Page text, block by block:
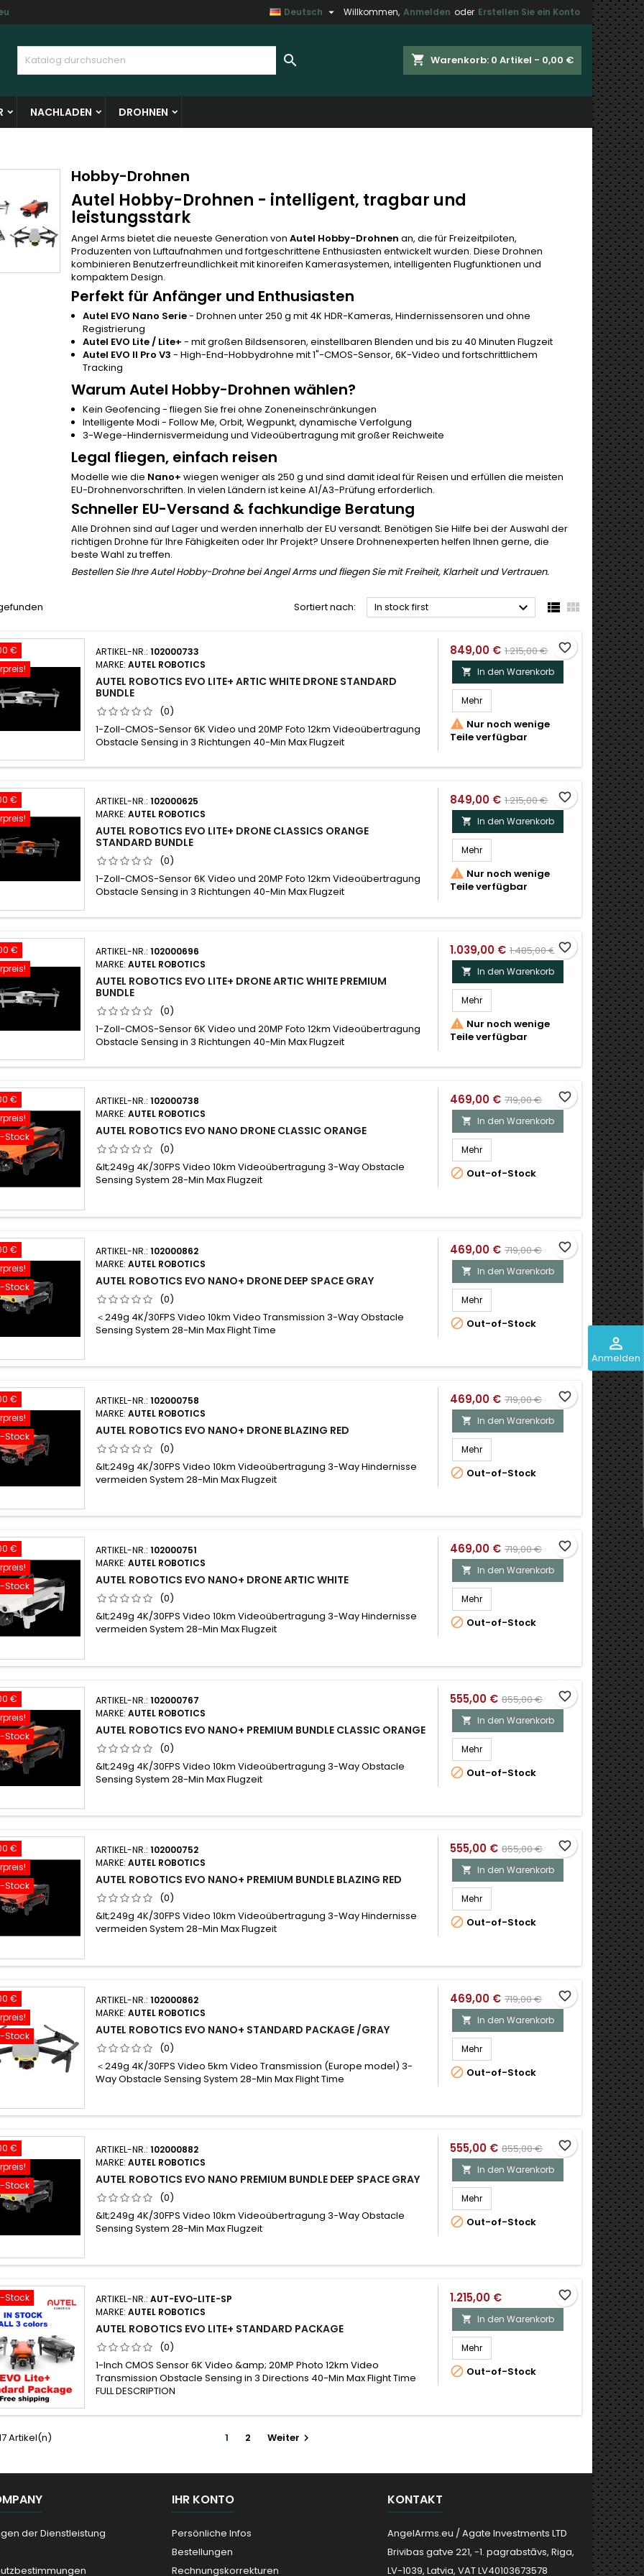
Willkommen, Anmelden oder Erstellen Sie ein Konto
Deutsch 
shopping_cart Warenkorb: 0 Artikel - 0,00 €

perm_identity
Anmelden
NACHLADEN DROHNEN
Hobby-Drohnen
Autel Hobby-Drohnen - intelligent, tragbar und
leistungsstark
Angel Arms bietet die neueste Generation von Autel Hobby-Drohnen an, die für Freizeitpiloten,
Produzenten von Luftaufnahmen und fortgeschrittene Enthusiasten entwickelt wurden. Diese Drohnen
kombinieren Benutzerfreundlichkeit mit kinoreifen Kamerasystemen, intelligenten Flugfunktionen und
kompaktem Design.
Perfekt für Anfänger und Enthusiasten
Autel EVO Nano Serie- Drohnen unter 250 g mit 4K HDR-Kameras, Hindernissensoren und ohne
Registrierung
Autel EVO Lite / Lite+ - mit großen Bildsensoren, einstellbaren Blenden und bis zu 40 Minuten Flugzeit
Autel EVO II Pro V3 - High-End-Hobbydrohne mit 1"-CMOS-Sensor, 6K-Video und fortschrittlichem
Tracking
Warum Autel Hobby-Drohnen wählen?
Kein Geofencing - fliegen Sie frei ohne Zoneneinschränkungen
Intelligente Modi - Follow Me, Orbit, Wegpunkt, dynamische Verfolgung
3-Wege-Hindernisvermeidung und Videoübertragung mit großer Reichweite
Legal fliegen, einfach reisen
Modelle wie die Nano+ wiegen weniger als 250 g und sind damit ideal für Reisen und erfüllen die meisten
EU-Drohnenvorschriften. In vielen Ländern ist keine A1/A3-Prüfung erforderlich.
Schneller EU-Versand & fachkundige Beratung
Alle Drohnen sind auf Lager und werden innerhalb der EU versandt. Benötigen Sie Hilfe bei der Auswahl der
richtigen Drohne für Ihre Fähigkeiten oder Ihr Projekt? Unsere Drohnenexperten helfen Ihnen gerne, die
beste Wahl zu treffen.
Bestellen Sie Ihre Autel Hobby-Drohne bei Angel Arms und fliegen Sie mit Freiheit, Klarheit und Vertrauen.
Sortiert nach: In stock first   
€
ARTIKEL-NR.:102000733
MARKE:AUTEL ROBOTICS
AUTEL ROBOTICS EVO LITE+ ARTIC WHITE DRONE STANDARD
BUNDLE
(0)
1-Zoll-CMOS-Sensor 6K Video und 20MP Foto 12km Videoübertragung
Obstacle Sensing in 3 Richtungen 40-Min Max Flugzeit
849,00 € 1.215,00 €
 In den Warenkorb
Mehr
 Nur noch wenige
Teile verfügbar
favorite_border
€
ARTIKEL-NR.:102000625
MARKE:AUTEL ROBOTICS
AUTEL ROBOTICS EVO LITE+ DRONE CLASSICS ORANGE
STANDARD BUNDLE
(0)
1-Zoll-CMOS-Sensor 6K Video und 20MP Foto 12km Videoübertragung
Obstacle Sensing in 3 Richtungen 40-Min Max Flugzeit
849,00 € 1.215,00 €
 In den Warenkorb
Mehr
 Nur noch wenige
Teile verfügbar
favorite_border
€
ARTIKEL-NR.:102000696
MARKE:AUTEL ROBOTICS
AUTEL ROBOTICS EVO LITE+ DRONE ARTIC WHITE PREMIUM
BUNDLE
(0)
1-Zoll-CMOS-Sensor 6K Video und 20MP Foto 12km Videoübertragung
Obstacle Sensing in 3 Richtungen 40-Min Max Flugzeit
1.039,00 € 1.485,00 €
 In den Warenkorb
Mehr
 Nur noch wenige
Teile verfügbar
favorite_border
€
Stock
ARTIKEL-NR.:102000738
MARKE:AUTEL ROBOTICS
AUTEL ROBOTICS EVO NANO DRONE CLASSIC ORANGE
(0)
&lt;249g 4K/30FPS Video 10km Videoübertragung 3-Way Obstacle
Sensing System 28-Min Max Flugzeit
469,00 € 719,00 €
 In den Warenkorb
Mehr
 Out-of-Stock
favorite_border
€
Stock
ARTIKEL-NR.:102000862
MARKE:AUTEL ROBOTICS
AUTEL ROBOTICS EVO NANO+ DRONE DEEP SPACE GRAY
(0)
＜249g 4K/30FPS Video 10km Video Transmission 3-Way Obstacle
Sensing System 28-Min Max Flight Time
469,00 € 719,00 €
 In den Warenkorb
Mehr
 Out-of-Stock
favorite_border
€
Stock
ARTIKEL-NR.:102000758
MARKE:AUTEL ROBOTICS
AUTEL ROBOTICS EVO NANO+ DRONE BLAZING RED
(0)
&lt;249g 4K/30FPS Video 10km Videoübertragung 3-Way Hindernisse
vermeiden System 28-Min Max Flugzeit
469,00 € 719,00 €
 In den Warenkorb
Mehr
 Out-of-Stock
favorite_border
€
Stock
ARTIKEL-NR.:102000751
MARKE:AUTEL ROBOTICS
AUTEL ROBOTICS EVO NANO+ DRONE ARTIC WHITE
(0)
&lt;249g 4K/30FPS Video 10km Videoübertragung 3-Way Hindernisse
vermeiden System 28-Min Max Flugzeit
469,00 € 719,00 €
 In den Warenkorb
Mehr
 Out-of-Stock
favorite_border
€
Stock
ARTIKEL-NR.:102000767
MARKE:AUTEL ROBOTICS
AUTEL ROBOTICS EVO NANO+ PREMIUM BUNDLE CLASSIC ORANGE
(0)
&lt;249g 4K/30FPS Video 10km Videoübertragung 3-Way Obstacle
Sensing System 28-Min Max Flugzeit
555,00 € 855,00 €
 In den Warenkorb
Mehr
 Out-of-Stock
favorite_border
€
Stock
ARTIKEL-NR.:102000752
MARKE:AUTEL ROBOTICS
AUTEL ROBOTICS EVO NANO+ PREMIUM BUNDLE BLAZING RED
(0)
&lt;249g 4K/30FPS Video 10km Videoübertragung 3-Way Hindernisse
vermeiden System 28-Min Max Flugzeit
555,00 € 855,00 €
 In den Warenkorb
Mehr
 Out-of-Stock
favorite_border
€
Stock
ARTIKEL-NR.:102000862
MARKE:AUTEL ROBOTICS
AUTEL ROBOTICS EVO NANO+ STANDARD PACKAGE /GRAY
(0)
＜249g 4K/30FPS Video 5km Video Transmission (Europe model) 3-
Way Obstacle Sensing System 28-Min Max Flight Time
469,00 € 719,00 €
 In den Warenkorb
Mehr
 Out-of-Stock
favorite_border
€
Stock
ARTIKEL-NR.:102000882
MARKE:AUTEL ROBOTICS
AUTEL ROBOTICS EVO NANO PREMIUM BUNDLE DEEP SPACE GRAY
(0)
&lt;249g 4K/30FPS Video 10km Videoübertragung 3-Way Obstacle
Sensing System 28-Min Max Flugzeit
555,00 € 855,00 €
 In den Warenkorb
Mehr
 Out-of-Stock
favorite_border
Stock ARTIKEL-NR.:AUT-EVO-LITE-SP
MARKE:AUTEL ROBOTICS
AUTEL ROBOTICS EVO LITE+ STANDARD PACKAGE
(0)
1-Inch CMOS Sensor 6K Video &amp; 20MP Photo 12km Video
Transmission Obstacle Sensing in 3 Directions 40-Min Max Flight Time
FULL DESCRIPTION
1.215,00 €
 In den Warenkorb
Mehr
 Out-of-Stock
favorite_border
Artikel(n) 1 2 Weiter 
der Dienstleistung
IHR KONTO
Persönliche Infos
Bestellungen
Rechnungskorrekturen
KONTAKT
AngelArms.eu / Agate Investments LTD
Brivibas gatve 221, -1. pagrabstāvs, Riga,
LV-1039, Latvia, VAT LV40103673578
wishlists
Create new list
erstellen
müssen angemeldet sein, um Artikel Ihrer Wunschliste hinzufügen